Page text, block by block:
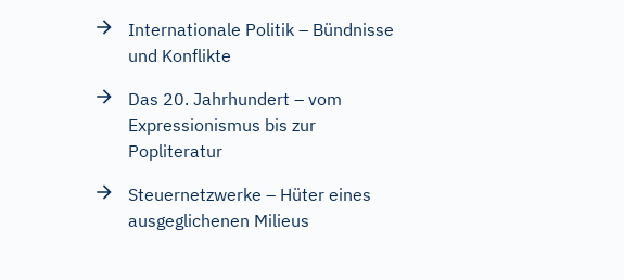
Internationale Politik – Bündnisse
und Konflikte
Das 20. Jahrhundert – vom
Expressionismus bis zur
Popliteratur
Steuernetzwerke – Hüter eines
ausgeglichenen Milieus